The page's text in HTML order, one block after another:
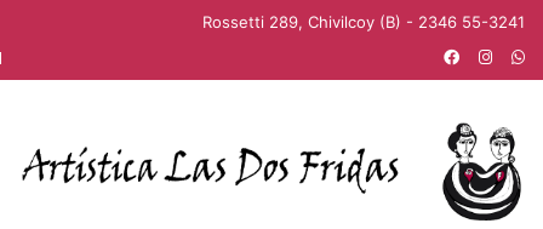
Rossetti 289, Chivilcoy (B) - 2346 55-3241